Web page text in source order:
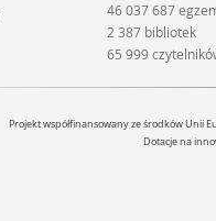
46 037 687
2 387 bibliotek
65 999
Projekt współfinansowany ze środków Unii
Dotacje na